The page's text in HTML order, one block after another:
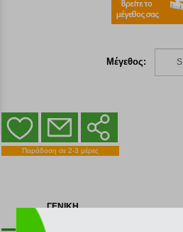
Μέγεθος: S
Παράδοση σε 2-3 μέρες
ΓΕΝΙΚΗ
ΠΕΡΙΓΡΑΦΗ